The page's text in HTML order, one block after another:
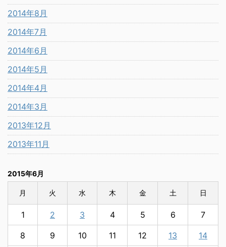
2014年8月
2014年7月
2014年6月
2014年5月
2014年4月
2014年3月
2013年12月
2013年11月
2015年6月
月 火 水 木 金 土 日
1 2 3 4 5 6 7
8 9 10 11 12 13 14